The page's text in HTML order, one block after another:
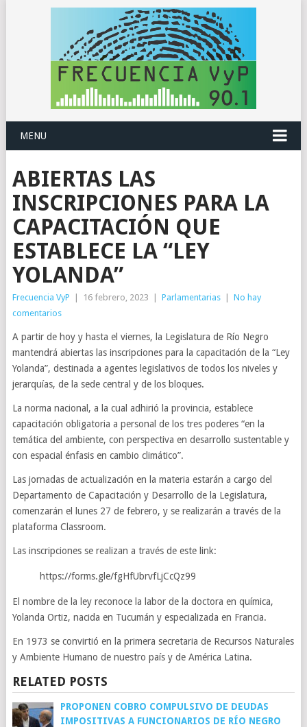
MENU
ABIERTAS LAS
INSCRIPCIONES PARA LA
CAPACITACIÓN QUE
ESTABLECE LA “LEY
YOLANDA”
Frecuencia VyP 16 febrero, 2023 Parlamentarias
No hay
comentarios
A partir de hoy y hasta el viernes, la Legislatura de Río Negro
mantendrá abiertas las inscripciones para la capacitación de la “Ley
Yolanda”, destinada a agentes legislativos de todos los niveles y
jerarquías, de la sede central y de los bloques.
La norma nacional, a la cual adhirió la provincia, establece
capacitación obligatoria a personal de los tres poderes “en la
temática del ambiente, con perspectiva en desarrollo sustentable y
con espacial énfasis en cambio climático”.
Las jornadas de actualización en la materia estarán a cargo del
Departamento de Capacitación y Desarrollo de la Legislatura,
comenzarán el lunes 27 de febrero, y se realizarán a través de la
plataforma Classroom.
Las inscripciones se realizan a través de este link:
https://forms.gle/fgHfUbrvfLjCcQz99
El nombre de la ley reconoce la labor de la doctora en química,
Yolanda Ortiz, nacida en Tucumán y especializada en Francia.
En 1973 se convirtió en la primera secretaria de Recursos Naturales
y Ambiente Humano de nuestro país y de América Latina.
RELATED POSTS
PROPONEN COBRO COMPULSIVO DE DEUDAS
IMPOSITIVAS A FUNCIONARIOS DE RÍO NEGRO